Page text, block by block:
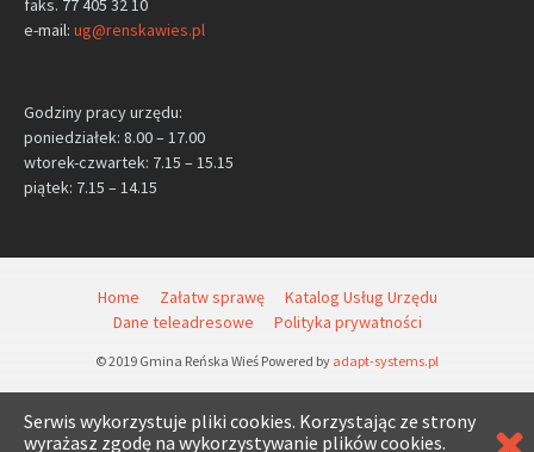
faks. 77 405 32 10
e-mail: ug@renskawies.pl
Godziny pracy urzędu:
poniedziałek: 8.00 – 17.00
wtorek-czwartek: 7.15 – 15.15
piątek: 7.15 – 14.15
Home Załatw sprawę
Katalog Usług Urzędu
Dane teleadresowe
Polityka prywatności
© 2019 Gmina Reńska Wieś Powered by adapt-systems.pl
Serwis wykorzystuje pliki cookies. Korzystając ze strony
wyrażasz zgodę na wykorzystywanie plików cookies.